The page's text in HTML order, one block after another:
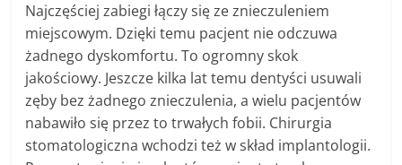
Najczęściej zabiegi łączy się ze znieczuleniem
miejscowym. Dzięki temu pacjent nie odczuwa
żadnego dyskomfortu. To ogromny skok
jakościowy. Jeszcze kilka lat temu dentyści usuwali
zęby bez żadnego znieczulenia, a wielu pacjentów
nabawiło się przez to trwałych fobii. Chirurgia
stomatologiczna wchodzi też w skład implantologii.